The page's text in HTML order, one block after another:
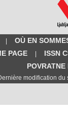
| OÙ EN
PAGE
| ISSN
modification du